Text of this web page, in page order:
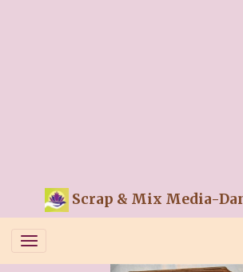
Scrap & Mix Media-